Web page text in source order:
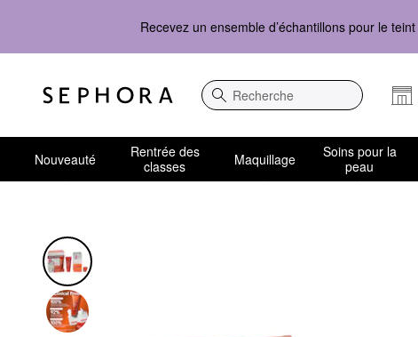
Recevez un ensemble d’échantillons pour le teint
Recherche
Nouveauté
Rentrée des
classes
Maquillage
Soins pour la
peau